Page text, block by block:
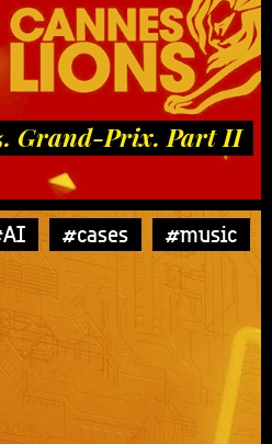
Grand-Prix. Part II
#cases #music